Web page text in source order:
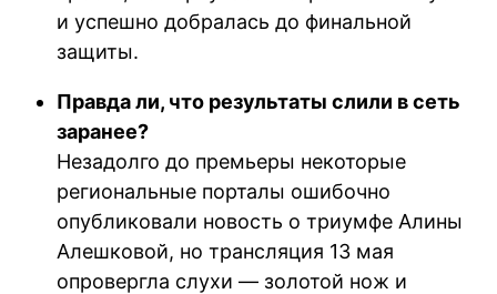
и успешно добралась до финальной
защиты.
Правда ли, что результаты слили в сеть
заранее?
Незадолго до премьеры некоторые
региональные порталы ошибочно
опубликовали новость о триумфе Алины
Алешковой, но трансляция 13 мая
опровергла слухи — золотой нож и